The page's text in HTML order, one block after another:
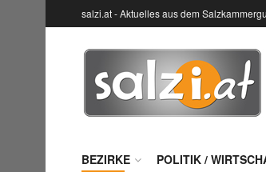
salzi.at - Aktuelles aus dem
BEZIRKE POLITIK /